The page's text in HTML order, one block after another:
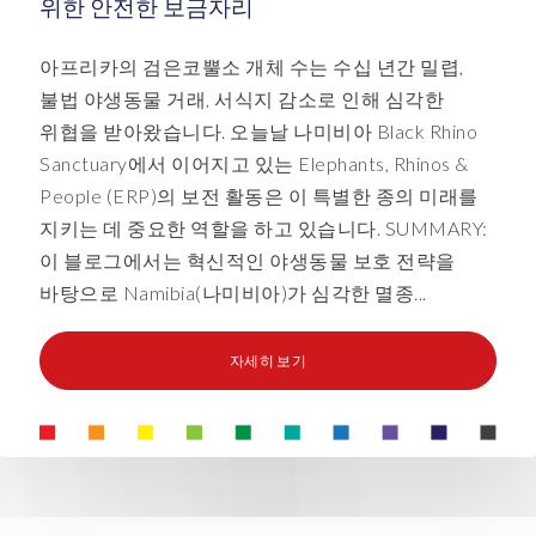
위한 안전한 보금자리
아프리카의 검은코뿔소 개체 수는 수십 년간 밀렵,
불법 야생동물 거래, 서식지 감소로 인해 심각한
위협을 받아왔습니다. 오늘날 나미비아 Black Rhino
Sanctuary에서 이어지고 있는 Elephants, Rhinos &
People (ERP)의 보전 활동은 이 특별한 종의 미래를
지키는 데 중요한 역할을 하고 있습니다. SUMMARY:
이 블로그에서는 혁신적인 야생동물 보호 전략을
바탕으로 Namibia(나미비아)가 심각한 멸종...
자세히 보기